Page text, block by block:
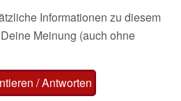
Informationen zu diesem
Meinung (auch ohne
/ Antworten